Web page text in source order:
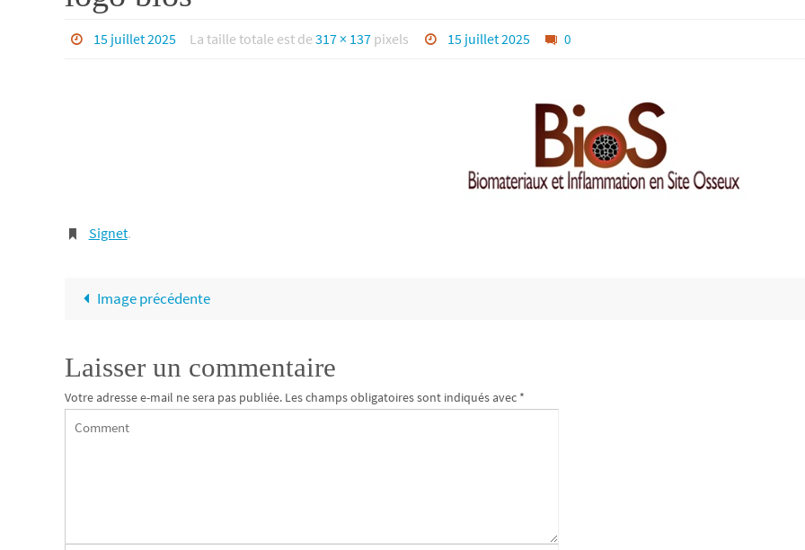
15 juillet 2025 La taille totale est de 317 × 137pixels 15 juillet 2025 0
Signet.
Image précédente
Laisser un commentaire
Votre adresse e-mail ne sera pas publiée. Les champs obligatoires sont indiqués avec *